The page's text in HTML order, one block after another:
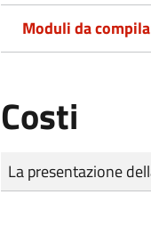
Moduli da
Costi
Tipo di pagamento
Importo
La presentazione